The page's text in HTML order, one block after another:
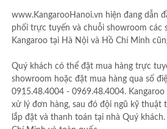
www.KangarooHanoi.vn hiện đang dẫn
phối trực tuyến và chuỗi showroom các
Kangaroo tại Hà Nội và Hồ Chí Minh
Quý khách có thể đặt mua hàng trực
showroom hoặc đặt mua hàng qua số
0915.48.4004 - 0969.48.4004.
xử lý đơn hàng, sau đó đội ngũ kỹ thuật
lắp đặt và thanh toán tại nhà Quý